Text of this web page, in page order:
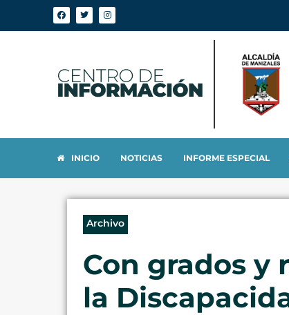
INICIO NOTICIAS INFORME ESPECIAL
Archivo
Con grados y
la